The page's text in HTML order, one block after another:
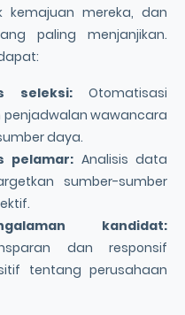
kemajuan mereka, dan
paling menjanjikan.
seleksi: Otomatisasi
wawancara
daya.
pelamar: Analisis data
sumber-sumber
kandidat:
dan responsif
tentang perusahaan